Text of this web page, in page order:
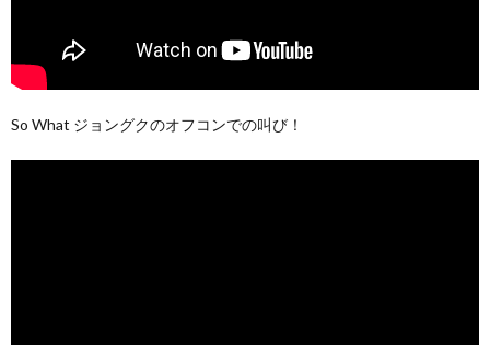
So What ジョングクのオフコンでの叫び！